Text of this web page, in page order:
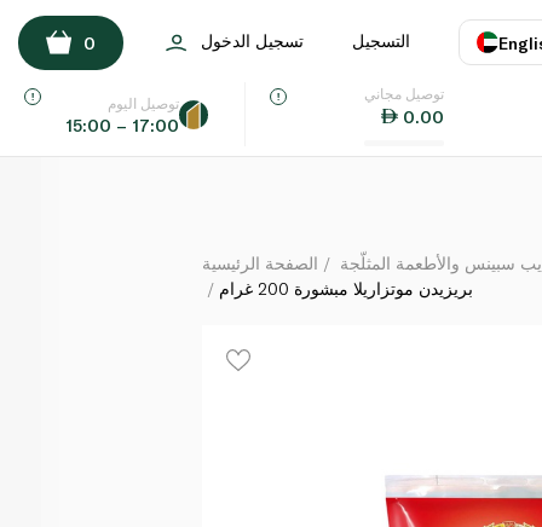
اللغة
التسجيل تسجيل الدخول 0
توصيل مجاني
0.00
توصيل اليوم
15:00 – 17:00
الصفحة الرئيسية
سبينس والأطعمة المثلّجة
بريزيدن موتزاريلا مبشورة 200 غرام